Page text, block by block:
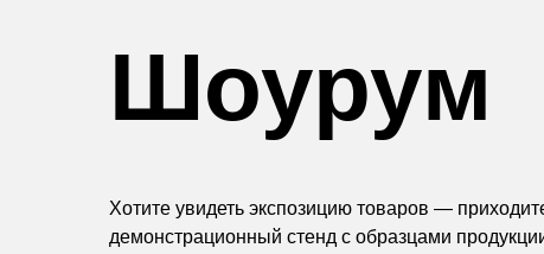
Шоурум
Хотите увидеть экспозицию товаров —
демонстрационный стенд с образцами